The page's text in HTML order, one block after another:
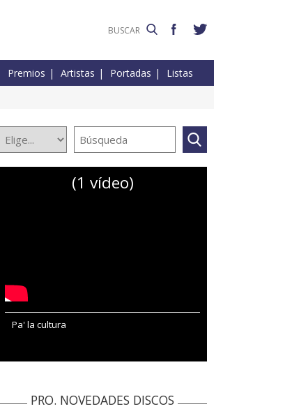
Premios Artistas Portadas Listas
(1 vídeo)
Pa' la cultura
PRO. NOVEDADES DISCOS